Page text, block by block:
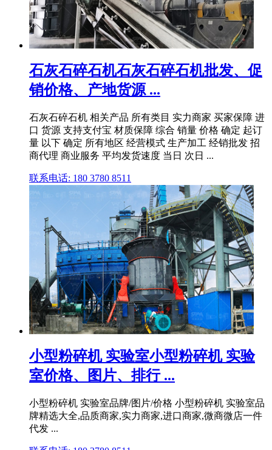
石灰石碎石机石灰石碎石机批发、促
销价格、产地货源 ...
石灰石碎石机 相关产品 所有类目 实力商家 买家保障 进
口 货源 支持支付宝 材质保障 综合 销量 价格 确定 起订
量 以下 确定 所有地区 经营模式 生产加工 经销批发 招
商代理 商业服务 平均发货速度 当日 次日 ...
联系电话: 180 3780 8511
小型粉碎机 实验室小型粉碎机 实验
室价格、图片、排行 ...
小型粉碎机 实验室品牌/图片/价格 小型粉碎机 实验室品
牌精选大全,品质商家,实力商家,进口商家,微商微店一件
代发 ...